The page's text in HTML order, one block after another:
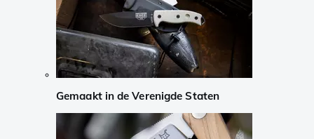
Gemaakt in de Verenigde Staten